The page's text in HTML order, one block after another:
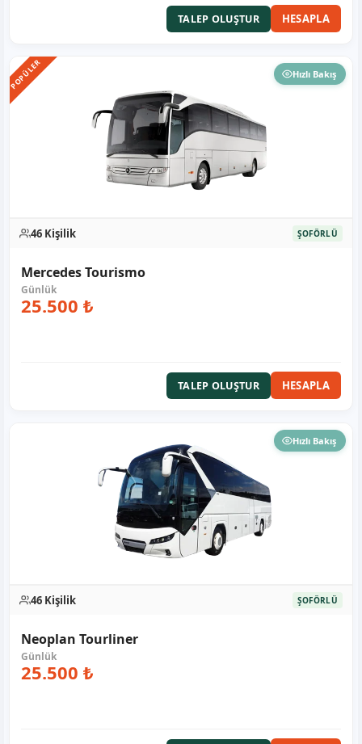
TALEP OLUŞTUR HESAPLA
POPÜLER Hızlı Bakış
46 Kişilik ŞOFÖRLÜ
Mercedes Tourismo
25.500 ₺
TALEP OLUŞTUR HESAPLA
Hızlı Bakış
46 Kişilik ŞOFÖRLÜ
Neoplan Tourliner
25.500 ₺